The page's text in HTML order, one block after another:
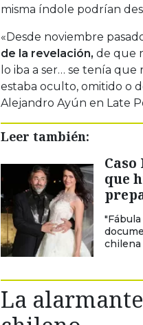
misma índole podrían
«Desde noviembre
de la revelación, de que
lo iba a ser… se tenía
estaba oculto, omitido o
Alejandro Ayún en Late
Leer también:
que
chilena
La